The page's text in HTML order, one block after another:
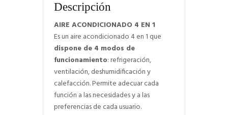
Descripción
AIRE ACONDICIONADO 4 EN 1
Es un aire acondicionado 4 en 1 que
dispone de 4 modos de
funcionamiento: refrigeración,
ventilación, deshumidificación y
calefacción. Permite adecuar cada
función a las necesidades y a las
preferencias de cada usuario.